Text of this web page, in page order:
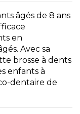
âgés de 8 ans
en
Avec sa
brosse à dents
enfants à
dentaire de